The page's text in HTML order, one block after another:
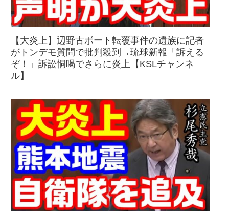
【大炎上】辺野古ボート転覆事件の遺族に記者
がトンデモ質問で批判殺到→琉球新報「訴える
ぞ！」訴訟恫喝でさらに炎上【KSLチャンネ
ル】